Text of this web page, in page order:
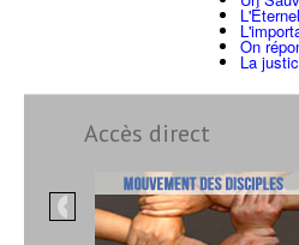
On
La
Accès direct